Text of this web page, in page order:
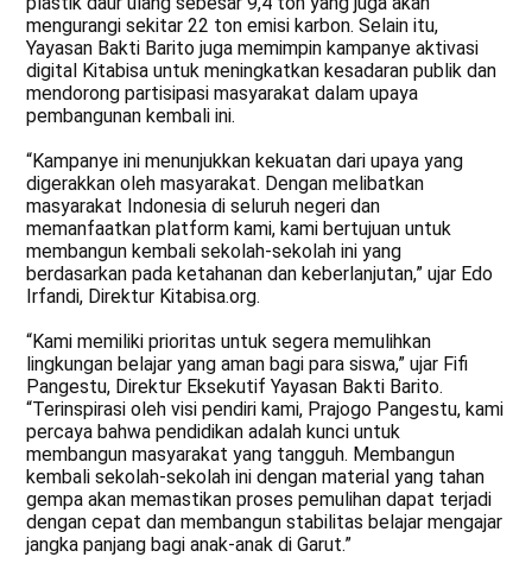
mengurangi sekitar 22 ton emisi karbon. Selain itu,
Yayasan Bakti Barito juga memimpin kampanye aktivasi
digital Kitabisa untuk meningkatkan kesadaran publik dan
mendorong partisipasi masyarakat dalam upaya
pembangunan kembali ini.
“Kampanye ini menunjukkan kekuatan dari upaya yang
digerakkan oleh masyarakat. Dengan melibatkan
masyarakat Indonesia di seluruh negeri dan
memanfaatkan platform kami, kami bertujuan untuk
membangun kembali sekolah-sekolah ini yang
berdasarkan pada ketahanan dan keberlanjutan,” ujar Edo
Irfandi, Direktur Kitabisa.org.
“Kami memiliki prioritas untuk segera memulihkan
lingkungan belajar yang aman bagi para siswa,” ujar Fifi
Pangestu, Direktur Eksekutif Yayasan Bakti Barito.
“Terinspirasi oleh visi pendiri kami, Prajogo Pangestu, kami
percaya bahwa pendidikan adalah kunci untuk
membangun masyarakat yang tangguh. Membangun
kembali sekolah-sekolah ini dengan material yang tahan
gempa akan memastikan proses pemulihan dapat terjadi
dengan cepat dan membangun stabilitas belajar mengajar
jangka panjang bagi anak-anak di Garut.”